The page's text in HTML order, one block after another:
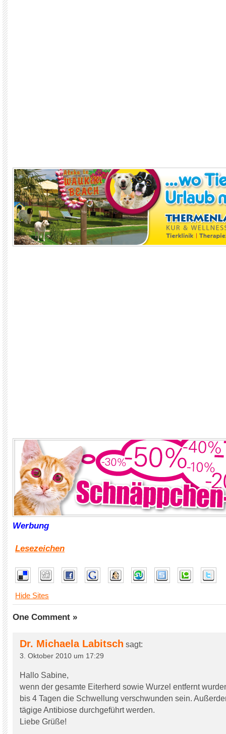
Werbung
Lesezeichen
Hide Sites
One Comment »
Dr. Michaela Labitsch sagt:
3. Oktober 2010 um 17:29
Hallo Sabine,
wenn der gesamte Eiterherd sowie Wurzel entfernt
bis 4 Tagen die Schwellung verschwunden sein.
tägige Antibiose durchgeführt werden.
Liebe Grüße!